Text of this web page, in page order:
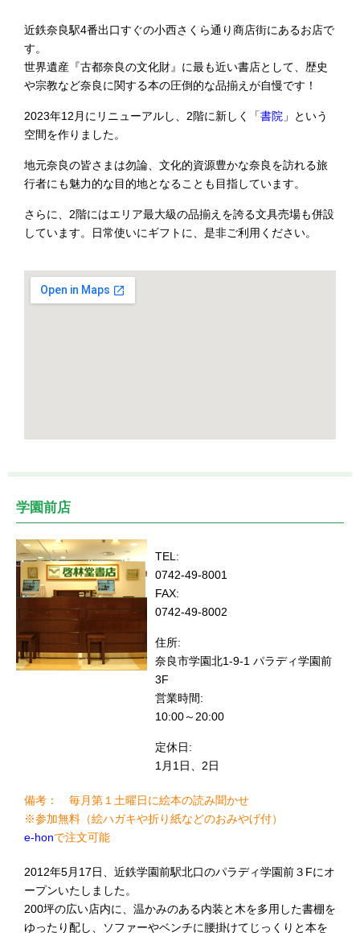
近鉄奈良駅4番出口すぐの小西さくら通り商店街にあるお店で
す。
世界遺産『古都奈良の文化財』に最も近い書店として、歴史
や宗教など奈良に関する本の圧倒的な品揃えが自慢です！
2023年12月にリニューアルし、2階に新しく「書院 」という
空間を作りました。
地元奈良の皆さまは勿論、文化的資源豊かな奈良を訪れる旅
行者にも魅力的な目的地となることも目指しています。
さらに、2階にはエリア最大級の品揃えを誇る文具売場も併設
しています。日常使いにギフトに、是非ご利用ください。
学園前店
TEL:
0742-49-8001
FAX:
0742-49-8002
住所:
奈良市学園北1-9-1 パラディ学園前
3F
営業時間:
10:00～20:00
定休日:
1月1日、2日
備考： 毎月第１土曜日に絵本の読み聞かせ
※参加無料（絵ハガキや折り紙などのおみやげ付）
e-honで注文可能
2012年5月17日、近鉄学園前駅北口のパラディ学園前３Fにオ
ープンいたしました。
200坪の広い店内に、温かみのある内装と木を多用した書棚を
ゆったり配し、ソファーやベンチに腰掛けてじっくりと本を